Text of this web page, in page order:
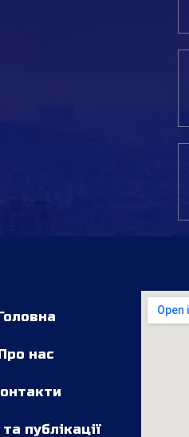
нас
публікації